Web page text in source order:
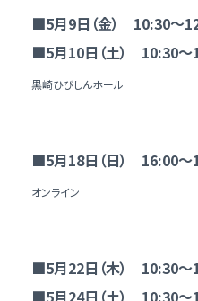
■5月9日（金） 10:30～
■5月10日（土） 10:30～
黒崎ひびしんホール
■5月18日（日） 16:00～
オンライン
■5月22日（木） 10:30～